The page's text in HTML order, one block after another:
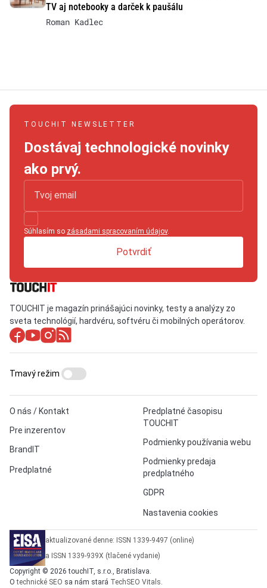
TV aj notebooky a darček k paušálu
Roman Kadlec
TOUCHIT NEWSLETTER
Dostávaj technologické novinky
ako prvý.
Súhlasím so zásadami spracovaním údajov.
Potvrdiť
TOUCHIT je magazín prinášajúci novinky, testy a analýzy zo
sveta technológií, hardvéru, softvéru či mobilných operátorov.
O nás / Kontakt
Pre inzerentov
BrandIT
Predplatné
Predplatné časopisu
TOUCHIT
Podmienky používania webu
Podmienky predaja
predplatného
GDPR
Nastavenia cookies
Tmavý režim
aktualizované denne: ISSN 1339-9497 (online)
a ISSN 1339-939X (tlačené vydanie)
Copyright © 2026 touchIT, s.r.o., Bratislava.
Otechnické SEO sa nám stará TechSEO Vitals